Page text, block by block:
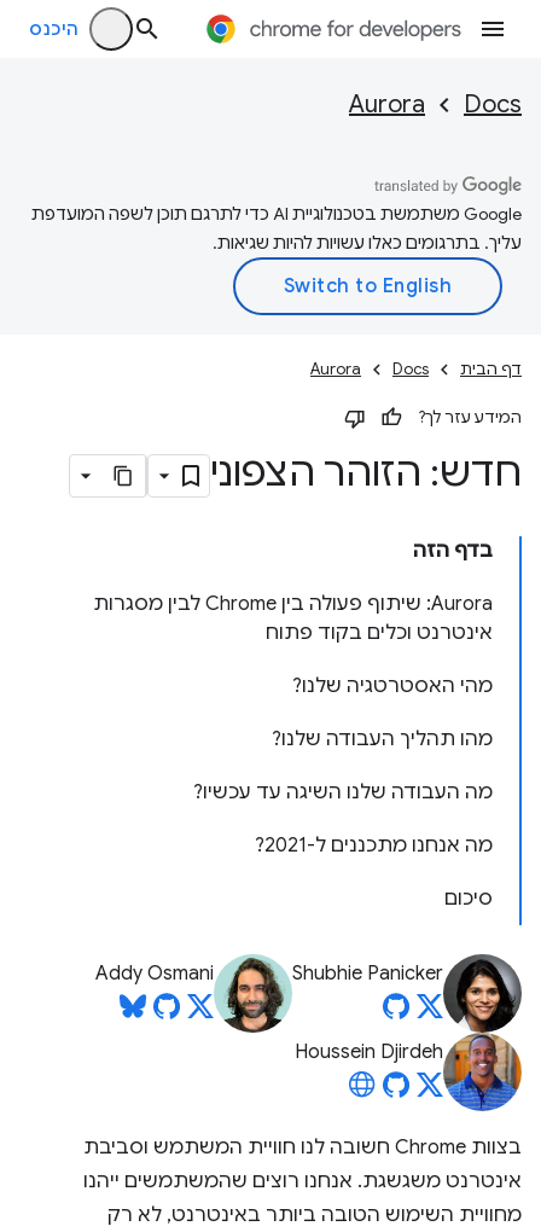
היכנס
Docs
Aurora
‫Google משתמשת בטכנולוגיית AI כדי לתרגם תוכן לשפה המועדפת
עליך. בתרגומים כאלו עשויות להיות שגיאות.
דף הבית Docs
Aurora
המידע עזר לך?
חדש: הזוהר הצפוני
בדף הזה
Aurora: שיתוף פעולה בין Chrome לבין מסגרות
אינטרנט וכלים בקוד פתוח
מהי האסטרטגיה שלנו?
מהו תהליך העבודה שלנו?
מה העבודה שלנו השיגה עד עכשיו?
מה אנחנו מתכננים ל-2021?
סיכום
Shubhie Panicker
Addy Osmani
Houssein Djirdeh
בצוות Chrome חשובה לנו חוויית המשתמש וסביבת
אינטרנט משגשגת. אנחנו רוצים שהמשתמשים ייהנו
מחוויית השימוש הטובה ביותר באינטרנט, לא רק